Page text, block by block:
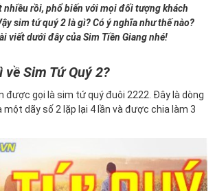
nhiều rồi, phổ biến với mọi đối tượng khách
sim tứ quý 2 là gì? Có ý nghĩa như thế nào?
viết dưới đây của Sim Tiền Giang nhé!
về Sim Tứ Quý 2?
được gọi là sim tứ quý đuôi 2222. Đây là dòng
dãy số 2 lặp lại 4 lần và được chia làm 3